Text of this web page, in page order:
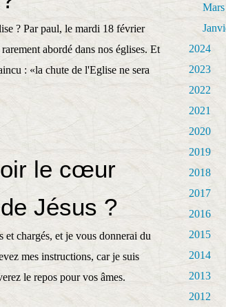
? Par paul, le mardi 18 février
abordé dans nos églises. Et
: «la chute de l'Eglise ne sera
le cœur
Jésus ?
et chargés, et je vous donnerai du
mes instructions, car je suis
le repos pour vos âmes.
Mars
2024
2023
2022
2021
2020
2019
2018
2017
2016
2015
2014
2013
2012